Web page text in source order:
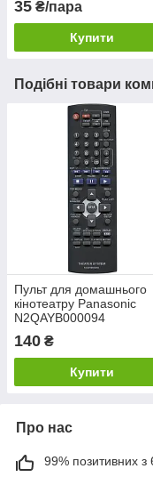
35 ₴/пара
Купити
Подібні товари
Пульт для домашнього
кінотеатру Panasonic
N2QAYB000094
140 ₴
Купити
Про нас
99% позитивних з